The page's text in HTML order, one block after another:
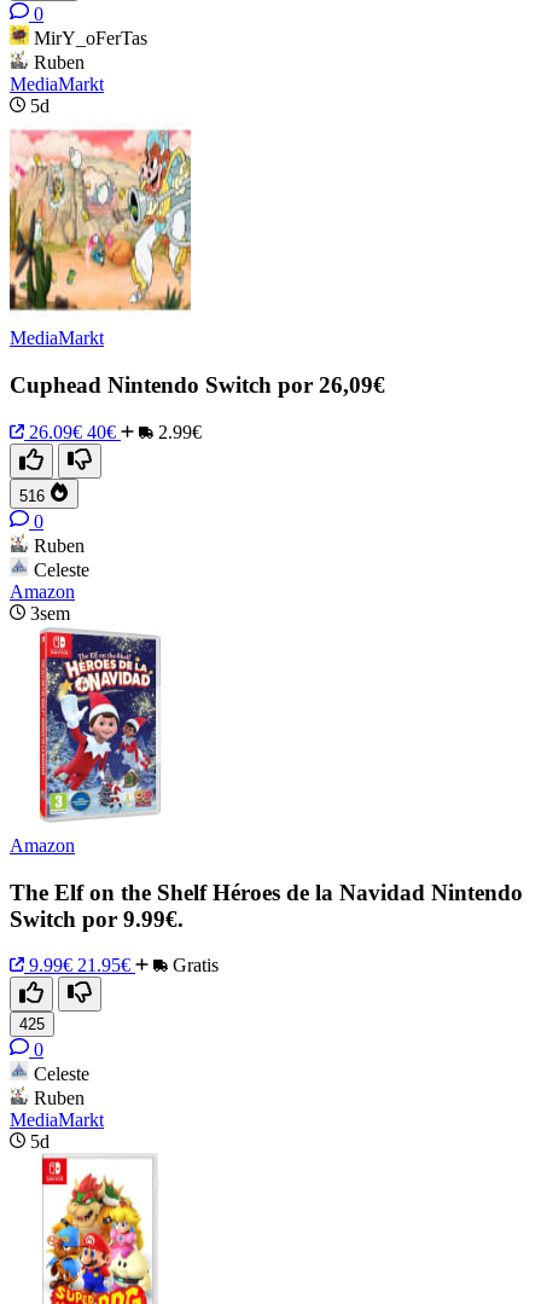
0
MirY_oFerTas
Ruben
MediaMarkt
5d
MediaMarkt
Cuphead Nintendo Switch por 26,09€
26.09€ 40€ 2.99€
516
0
Ruben
Celeste
Amazon
3sem
Amazon
The Elf on the Shelf Héroes de la Navidad Nintendo
Switch por 9.99€.
9.99€ 21.95€ Gratis
425
0
Celeste
Ruben
MediaMarkt
5d